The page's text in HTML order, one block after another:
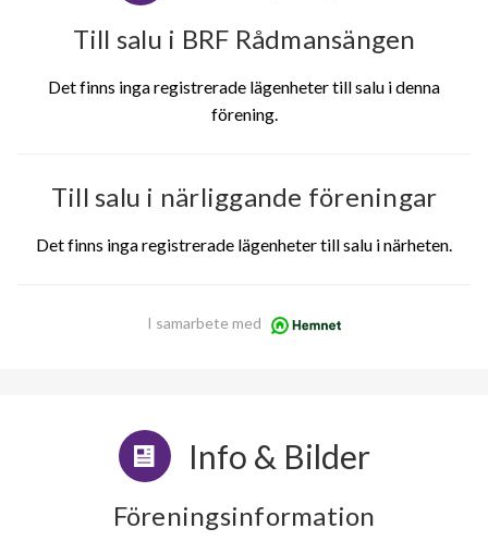
Till salu i BRF Rådmansängen
Det finns inga registrerade lägenheter till salu i denna
förening.
Till salu i närliggande föreningar
Det finns inga registrerade lägenheter till salu i närheten.
I samarbete med
Info & Bilder
Föreningsinformation